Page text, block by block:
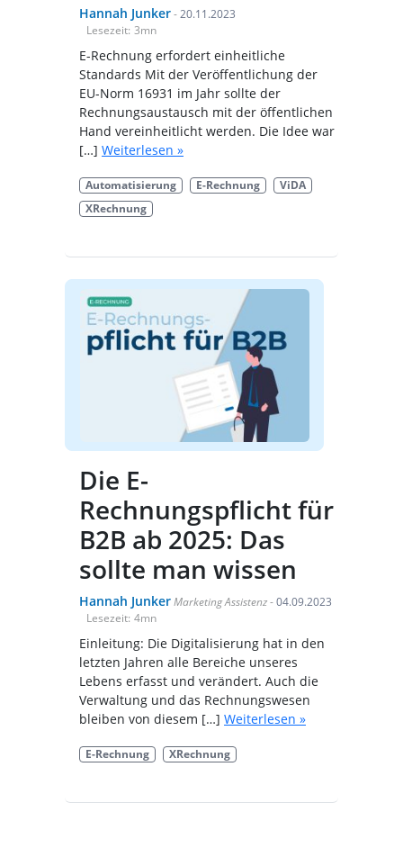
Hannah Junker - 20.11.2023
Lesezeit: 3mn
E-Rechnung erfordert einheitliche
Standards Mit der Veröffentlichung der
EU-Norm 16931 im Jahr sollte der
Rechnungsaustausch mit der öffentlichen
Hand vereinheitlicht werden. Die Idee war
[…] Weiterlesen »
Automatisierung E-Rechnung
ViDA
XRechnung
Die E-
Rechnungspflicht für
B2B ab 2025: Das
sollte man wissen
Hannah Junker Marketing Assistenz - 04.09.2023
Lesezeit: 4mn
Einleitung: Die Digitalisierung hat in den
letzten Jahren alle Bereiche unseres
Lebens erfasst und verändert. Auch die
Verwaltung und das Rechnungswesen
bleiben von diesem […] Weiterlesen »
E-Rechnung XRechnung